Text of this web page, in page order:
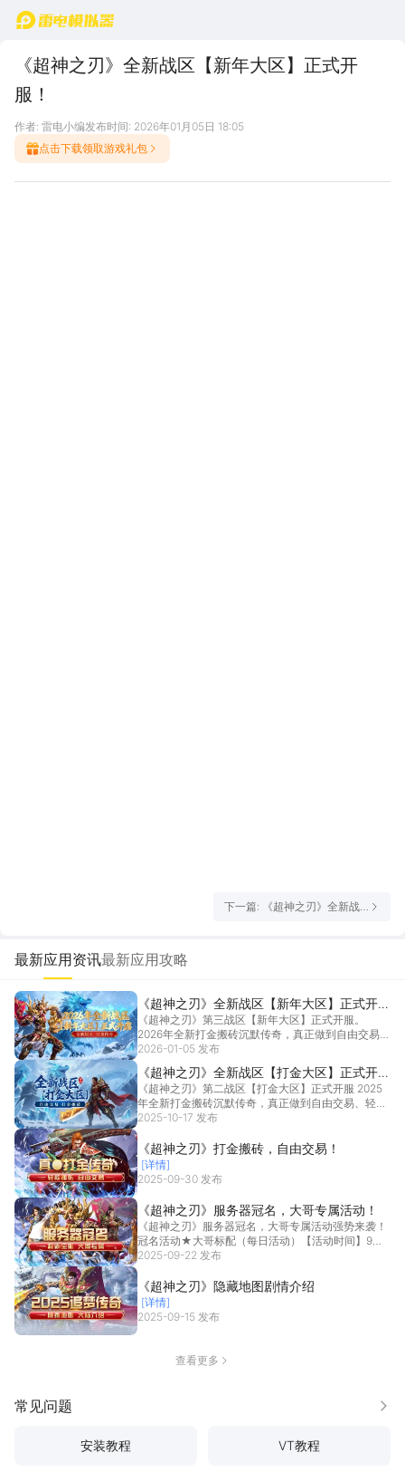
首页
《超神之刃》全新战区【新年大区】正式开
服！
作者: 雷电小编发布时间: 2026年01月05日 18:05
点击下载领取游戏礼包
下一篇: 《超神之刃》全新战
最新应用资讯最新应用攻略
《超神之刃》全新战区【新年大区】正式开
服！
《超神之刃》第三战区【新年大区】正式开服。
2026年全新打金搬砖沉默传奇，真正做到自由交易、
打金搬... [详情]
2026-01-05 发布
《超神之刃》全新战区【打金大区】正式开
服！
《超神之刃》第二战区【打金大区】正式开服 2025
年全新打金搬砖沉默传奇，真正做到自由交易、轻松
搬砖... [详情]
2025-10-17 发布
《超神之刃》打金搬砖，自由交易！
[详情]
2025-09-30 发布
《超神之刃》服务器冠名，大哥专属活动！
《超神之刃》服务器冠名，大哥专属活动强势来袭！
冠名活动★大哥标配（每日活动）【活动时间】9月
16号... [详情]
2025-09-22 发布
《超神之刃》隐藏地图剧情介绍
[详情]
2025-09-15 发布
查看更多
常见问题 更多
安装教程 VT教程